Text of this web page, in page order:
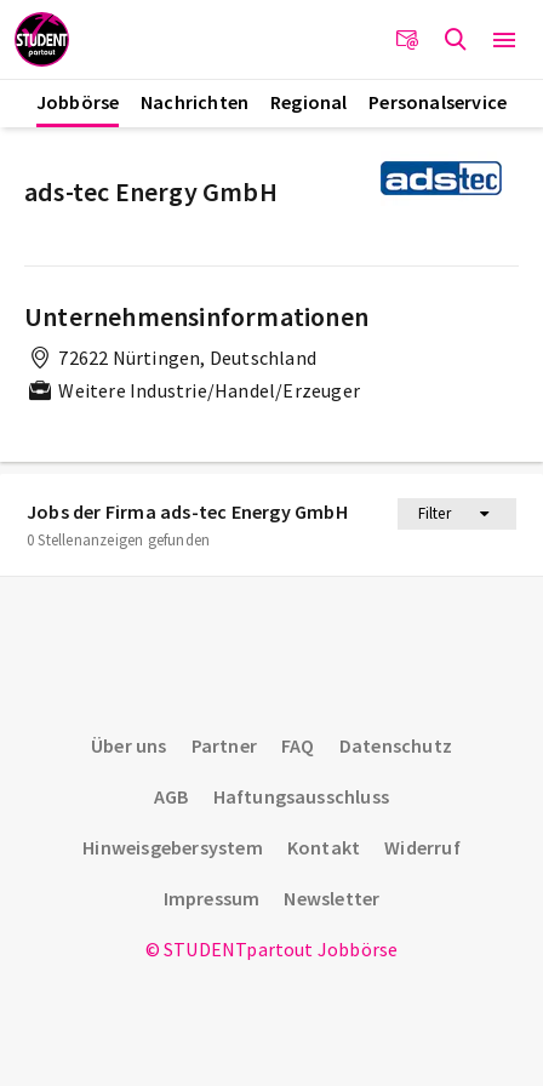
Jobbörse Nachrichten Regional Personalservice
Jobs der Firma ads-tec Energy GmbH
Filter
0 Stellenanzeigen gefunden
ads-tec Energy GmbH
Unternehmensinformationen
72622 Nürtingen, Deutschland
Weitere Industrie/Handel/Erzeuger
Über uns Partner FAQ Datenschutz
AGB Haftungsausschluss
Hinweisgebersystem Kontakt Widerruf
Impressum Newsletter
© STUDENTpartout Jobbörse